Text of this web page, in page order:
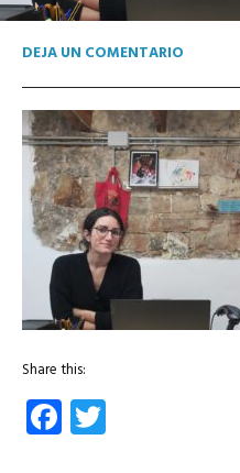
DEJA UN COMENTARIO
Share this:
Facebook